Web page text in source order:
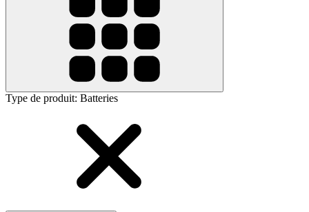
Type de produit: Batteries